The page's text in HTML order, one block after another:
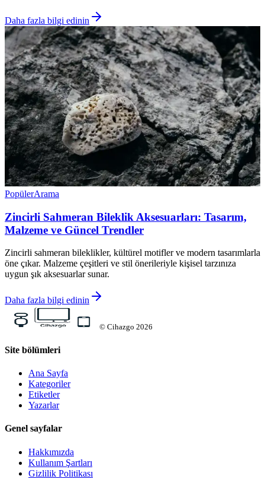
Daha fazla bilgi edinin
PopülerArama
Zincirli Sahmeran Bileklik Aksesuarları: Tasarım,
Malzeme ve Güncel Trendler
Zincirli sahmeran bileklikler, kültürel motifler ve modern tasarımlarla
öne çıkar. Malzeme çeşitleri ve stil önerileriyle kişisel tarzınıza
uygun şık aksesuarlar sunar.
Daha fazla bilgi edinin
© Cihazgo 2026
Site bölümleri
Ana Sayfa
Kategoriler
Etiketler
Yazarlar
Genel sayfalar
Hakkımızda
Kullanım Şartları
Gizlilik Politikası